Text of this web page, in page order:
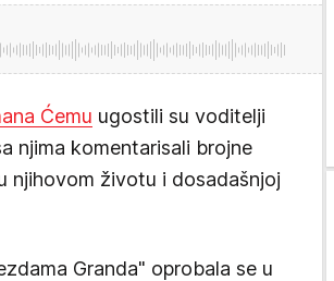
Ćemu ugostili su voditelji
njima komentarisali brojne
njihovom životu i dosadašnjoj
Granda" oprobala se u